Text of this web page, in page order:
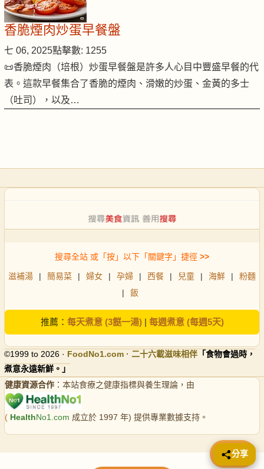
香脆煙肉炒蛋早餐盤
七 06, 2025點擊數: 1255
📜香脆煙肉（培根）炒蛋早餐盤是許多人心目中豐盛早餐的代
表。這款早餐集合了香脆的煙肉、滑嫩的炒蛋、金黃的多士
（吐司），以及…
搜尋全站 或「按」以下「關鍵字」捷徑 >>
滋補湯 | 簡易菜 | 婦女 | 孕婦 | 西餐 | 兒童 | 海鮮 |
粉麵
|
飯
推薦： 每天煮意 (3餸一湯)| 每週煮意 (每週5天)
©1999 to 2026 · FoodNo1.com · 二十六載滋味相伴 「食物會過時，
煮意永遠新鮮。」
健康資源合作 ：本站食療之健康指標與養生理論，由
( HealthNo1.com 成立於 1997 年) 提供專業數據支持。
📤 分享
分享